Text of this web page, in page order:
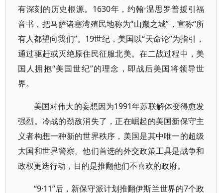
有深刻的历史根源。1630年，约翰·温思罗普援引福
音书，把马萨诸塞湾殖民地称为“山巅之城”，宣称“所
有人都望向我们”。19世纪，美国以“天命论”为指引，
通过驱赶或灭绝原住民征服北美。在二战过程中，美
国人拥抱“美国世纪”的理念，即战后美国将领导世
界。
美国对伟大的妄想因为1991年苏联解体变得愈发
强烈。冷战的劲敌消失了，正在崛起的美国新保守主
义者构想一种新的世界秩序，美国是其中唯一的超级
大国和世界警察。他们首选的外交政策工具是战争和
政权更迭行动，目的是推翻他们不喜欢的政府。
“9·11”后，新保守派计划推翻伊斯兰世界的7个政